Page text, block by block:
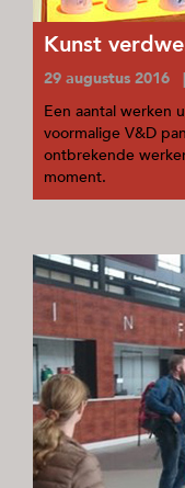
Kunst
29 augustus
Een aantal werken
voormalige V&D
ontbrekende
moment.